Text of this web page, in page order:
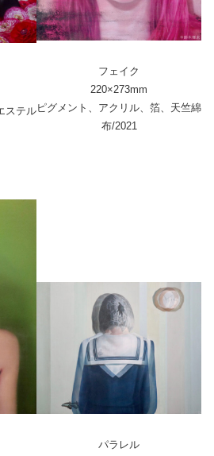
ステル
フェイク
220×273mm
ピグメント、アクリル、箔、天竺綿
布/2021
パラレル